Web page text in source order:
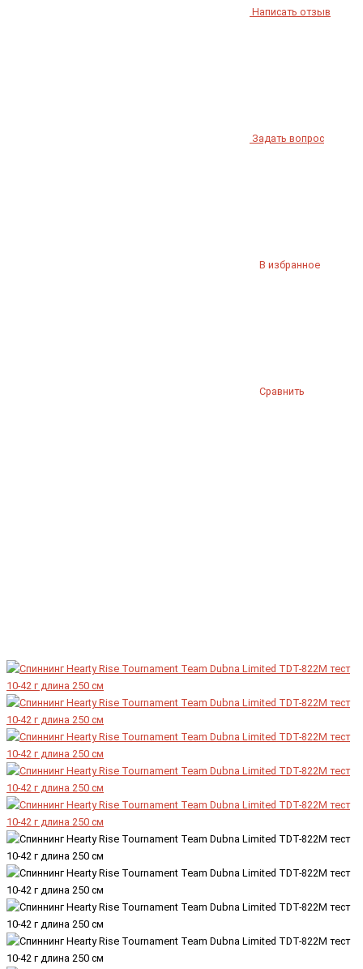
Написать отзыв
Задать вопрос
В избранное
Сравнить